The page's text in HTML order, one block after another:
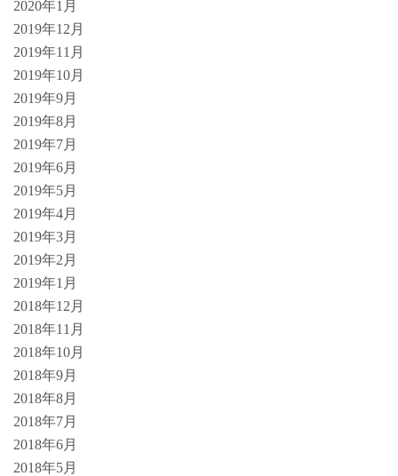
2020年1月
2019年12月
2019年11月
2019年10月
2019年9月
2019年8月
2019年7月
2019年6月
2019年5月
2019年4月
2019年3月
2019年2月
2019年1月
2018年12月
2018年11月
2018年10月
2018年9月
2018年8月
2018年7月
2018年6月
2018年5月